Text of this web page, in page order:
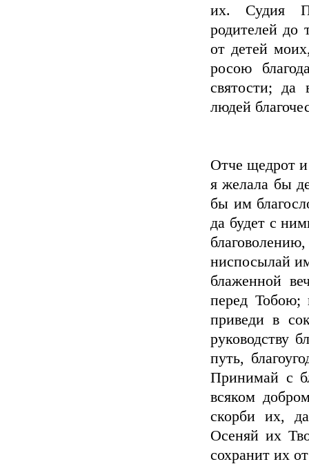
их. Судия
родителей до
от детей
росою
святости; да
людей
Отче щедрот и
я желала бы
бы им
да будет с
ниспосылай
блаженной
перед Тобою;
приведи в
руководству
путь,
Принимай с
всяком
скорби их,
Осеняй их
сохранит их